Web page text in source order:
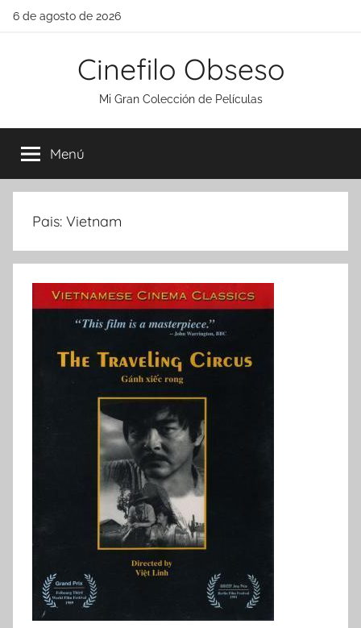
Saltar
6 de agosto de 2026
Cinefilo Obseso
Mi Gran Colección de Películas
Menú
Pais: Vietnam